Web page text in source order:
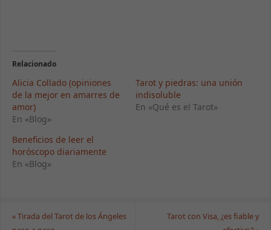
Relacionado
Alicia Collado (opiniones
de la mejor en amarres de
amor)
En «Blog»
Tarot y piedras: una unión
indisoluble
En «Qué es el Tarot»
Beneficios de leer el
horóscopo diariamente
En «Blog»
«Tirada del Tarot de los Ángeles
Tarot con Visa, ¿es fiable y